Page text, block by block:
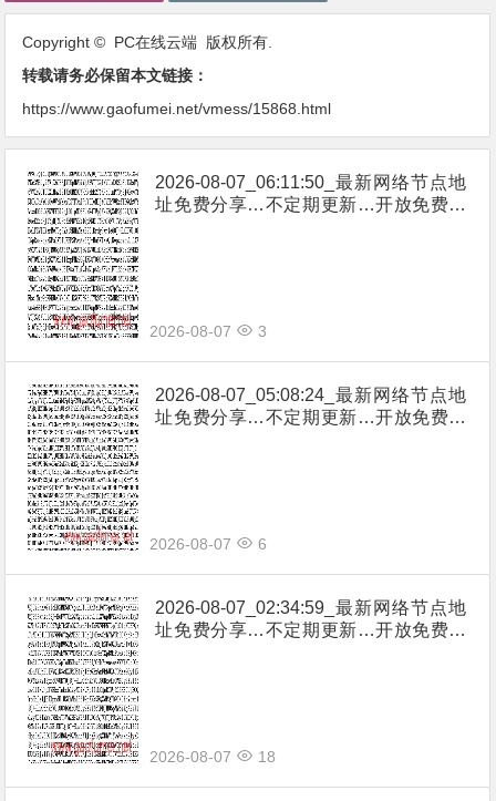
Copyright © PC在线云端 版权所有.
转载请务必保留本文链接：
https://www.gaofumei.net/vmess/15868.html
2026-08-07_06:11:50_最新网络节点地
址免费分享…不定期更新…开放免费分
2026-08-07 3
2026-08-07_05:08:24_最新网络节点地
址免费分享…不定期更新…开放免费分
2026-08-07 6
2026-08-07_02:34:59_最新网络节点地
址免费分享…不定期更新…开放免费分
2026-08-07 18